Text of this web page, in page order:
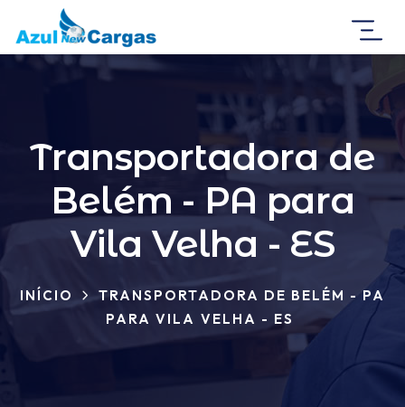
Transportadora de
Belém - PA para
Vila Velha - ES
INÍCIO
TRANSPORTADORA DE BELÉM - PA
PARA VILA VELHA - ES